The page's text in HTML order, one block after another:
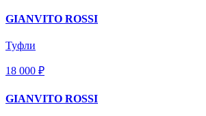
GIANVITO ROSSI
Туфли
18 000 ₽
GIANVITO ROSSI